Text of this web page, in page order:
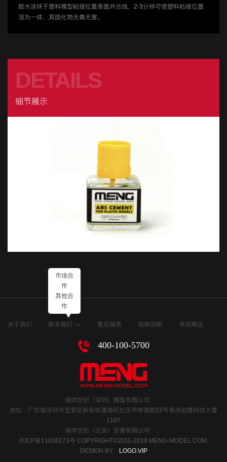
胶水涂抹于塑料模型粘接位置表面并合拢，2-3分钟可使塑料粘接位置
溶为一体，其固化物无毒无害。
DETAILS
细节展示
关于我们 联系我们
市场合
作
其他合
作
售后服务 组装说明 寻找商店
400-100-5700
瑞烨世纪（深圳）模型有限公司
地址：广东省深圳市宝安区新安街道海旺社区甲岸南路22号易尚创意科技大厦
1107
瑞烨世纪（北京）贸易有限公司
京ICP备11036173号 COPYRIGHT©2011-2019 MENG-MODEL.COM.
DESIGN BY：
LOGO.VIP